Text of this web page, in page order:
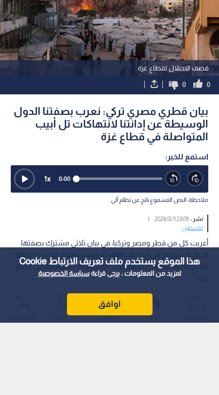
هذا الموقع يستخدم ملف تعريف الارتباط Cookie
لمزيد من المعلومات ، يرجى قراءةسياسة الخصوصية
اوافق
قصف الاحتلال لقطاع غزة
0
0
بيان قطري مصري تركي: نعرب بصفتنا الدول
الوسيطة عن إدانتنا لانتهاكات تل أبيب
المتواصلة في قطاع غزة
استمع للخبر:
0:00
1x
ملاحظة: النص المسموع ناتج عن نظام آلي
نشر :23:09 2026/8/3
|
فلسطين
أعربت كل من قطر ومصر وتركيا، في بيان ثلاثي مشترك بصفتها
واستنكارها الشديدين للانتهاكات "الإسرائيلية" المتواصلة في قطاع
عواجل المباشر أحدث الأخبار